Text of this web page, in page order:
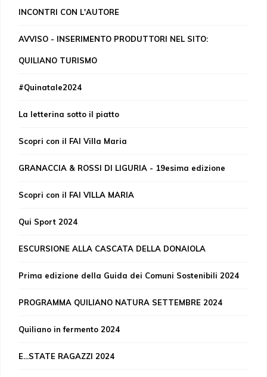
INCONTRI CON L'AUTORE
AVVISO - INSERIMENTO PRODUTTORI NEL SITO:
QUILIANO TURISMO
#Quinatale2024
La letterina sotto il piatto
Scopri con il FAI Villa Maria
GRANACCIA & ROSSI DI LIGURIA - 19esima edizione
Scopri con il FAI VILLA MARIA
Qui Sport 2024
ESCURSIONE ALLA CASCATA DELLA DONAIOLA
Prima edizione della Guida dei Comuni Sostenibili 2024
PROGRAMMA QUILIANO NATURA SETTEMBRE 2024
Quiliano in fermento 2024
E...STATE RAGAZZI 2024